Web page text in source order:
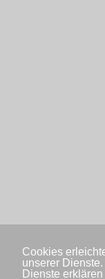
Cookies
unserer
Dienste